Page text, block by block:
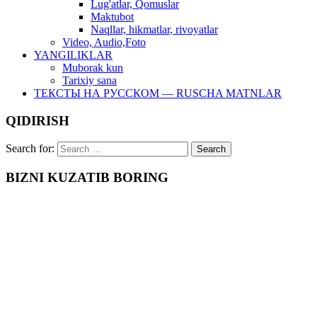
Lug'atlar, Qomuslar
Maktubot
Naqllar, hikmatlar, rivoyatlar
Video, Audio,Foto
YANGILIKLAR
Muborak kun
Tarixiy sana
ТЕКСТЫ НА РУССКОМ — RUSCHA MATNLAR
QIDIRISH
Search for:
BIZNI KUZATIB BORING